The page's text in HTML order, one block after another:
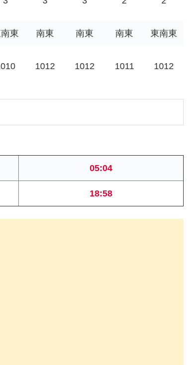
東 南東 南東 南東 東南東
1012 1012 1011 1012
05:04
18:58